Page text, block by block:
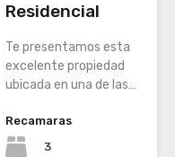
Residencial
Te presentamos esta
excelente propiedad
ubicada en una de las…
Recamaras
3